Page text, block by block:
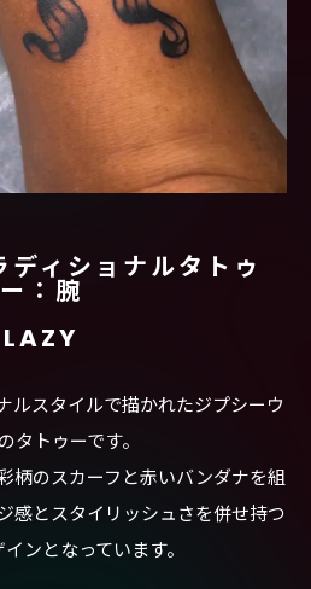
ディショナルタトゥ
ー：腕
LAZY
ルスタイルで描かれたジプシーウ
タトゥーです。
柄のスカーフと赤いバンダナを組
感とスタイリッシュさを併せ持つ
ンとなっています。